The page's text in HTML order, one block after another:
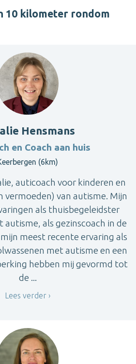
10 kilometer rondom
Hensmans
en Coach aan huis
(6km)
auticoach voor kinderen en
vermoeden) van autisme. Mijn
als thuisbegeleidster
als gezinscoach in de
meest recente ervaring als
met autisme en een
hebben mij gevormd tot
de ...
Lees verder